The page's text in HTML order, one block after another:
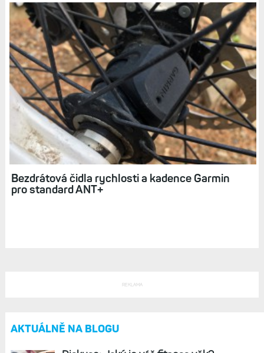
Bezdrátová čidla rychlosti a kadence Garmin
pro standard ANT+